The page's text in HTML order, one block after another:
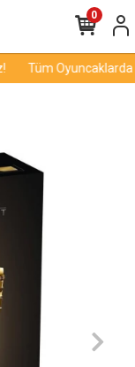
Tüm Oyuncaklarda
0